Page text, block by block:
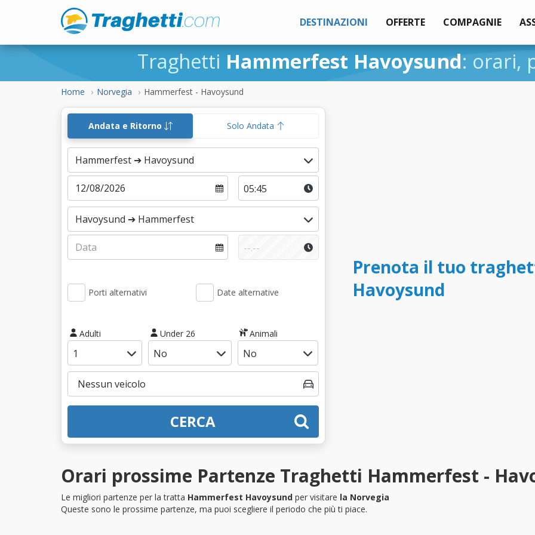
DESTINAZIONI OFFERTE COMPAGNIE
Traghetti Hammerfest Havoysund: orari,
Home Norvegia Hammerfest - Havoysund
Andata e Ritorno Solo Andata
Porti alternativi Date alternative
Adulti Under 26 Animali
CERCA
Prenota il tuo
Havoysund
Orari prossime Partenze Traghetti Hammerfest -
Le migliori partenze per la tratta Hammerfest Havoysund per visitare la Norvegia
Queste sono le prossime partenze, ma puoi scegliere il periodo che più ti piace.